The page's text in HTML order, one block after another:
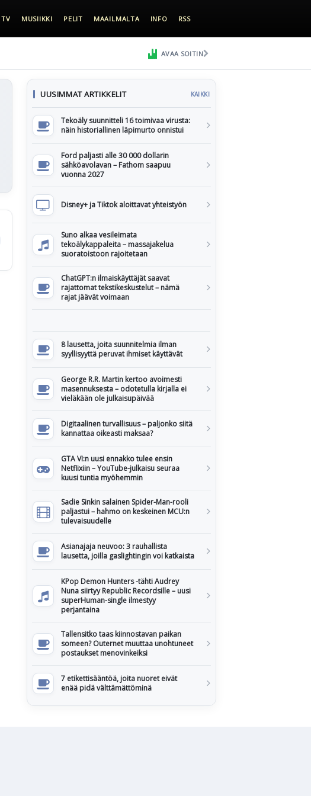
TV MUSIIKKI PELIT MAAILMALTA INFO RSS
AVAA SOITIN
UUSIMMAT ARTIKKELIT KAIKKI
Tekoäly suunnitteli 16 toimivaa virusta:
näin historiallinen läpimurto onnistui
Ford paljasti alle 30 000 dollarin
sähköavolavan – Fathom saapuu
vuonna 2027
Disney+ ja Tiktok aloittavat yhteistyön
Suno alkaa vesileimata
tekoälykappaleita – massajakelua
suoratoistoon rajoitetaan
ChatGPT:n ilmaiskäyttäjät saavat
rajattomat tekstikeskustelut – nämä
rajat jäävät voimaan
8 lausetta, joita suunnitelmia ilman
syyllisyyttä peruvat ihmiset käyttävät
George R.R. Martin kertoo avoimesti
masennuksesta – odotetulla kirjalla ei
vieläkään ole julkaisupäivää
Digitaalinen turvallisuus – paljonko siitä
kannattaa oikeasti maksaa?
GTA VI:n uusi ennakko tulee ensin
Netflixiin – YouTube-julkaisu seuraa
kuusi tuntia myöhemmin
Sadie Sinkin salainen Spider-Man-rooli
paljastui – hahmo on keskeinen MCU:n
tulevaisuudelle
Asianajaja neuvoo: 3 rauhallista
lausetta, joilla gaslightingin voi katkaista
KPop Demon Hunters -tähti Audrey
Nuna siirtyy Republic Recordsille – uusi
superHuman-single ilmestyy
perjantaina
Tallensitko taas kiinnostavan paikan
someen? Outernet muuttaa unohtuneet
postaukset menovinkeiksi
7 etikettisääntöä, joita nuoret eivät
enää pidä välttämättöminä